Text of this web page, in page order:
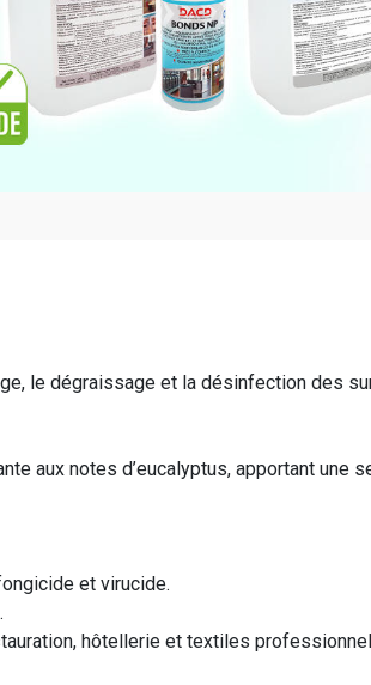
le dégraissage et la désinfection des
aux notes d’eucalyptus, apportant une
et virucide.
hôtellerie et textiles